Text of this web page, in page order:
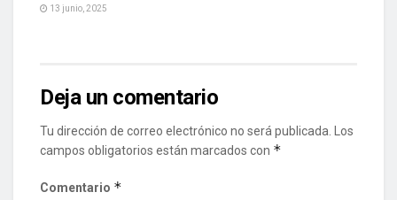
13 junio, 2025
Deja un comentario
Tu dirección de correo electrónico no será publicada.
Los
campos obligatorios están marcados con *
Comentario *